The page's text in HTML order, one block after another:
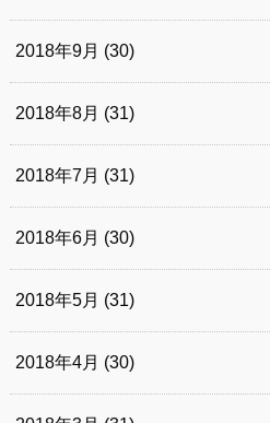
2018年9月 (30)
2018年8月 (31)
2018年7月 (31)
2018年6月 (30)
2018年5月 (31)
2018年4月 (30)